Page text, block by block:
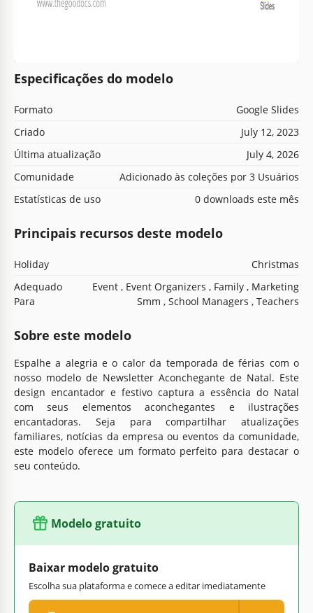
Especificações do modelo
Formato
Google Slides
Criado
July 12, 2023
Última atualização
July 4, 2026
Comunidade
Adicionado às coleções por 3 Usuários
Estatísticas de uso
0 downloads este mês
Principais recursos deste modelo
Holiday
Christmas
Adequado
Para
Event , Event Organizers , Family , Marketing
Smm , School Managers , Teachers
Sobre este modelo
Espalhe a alegria e o calor da temporada de férias com o
nosso modelo de Newsletter Aconchegante de Natal. Este
design encantador e festivo captura a essência do Natal
com seus elementos aconchegantes e ilustrações
encantadoras. Seja para compartilhar atualizações
familiares, notícias da empresa ou eventos da comunidade,
este modelo oferece um formato perfeito para destacar o
seu conteúdo.
Modelo gratuito
Baixar modelo gratuito
Escolha sua plataforma e comece a editar imediatamente